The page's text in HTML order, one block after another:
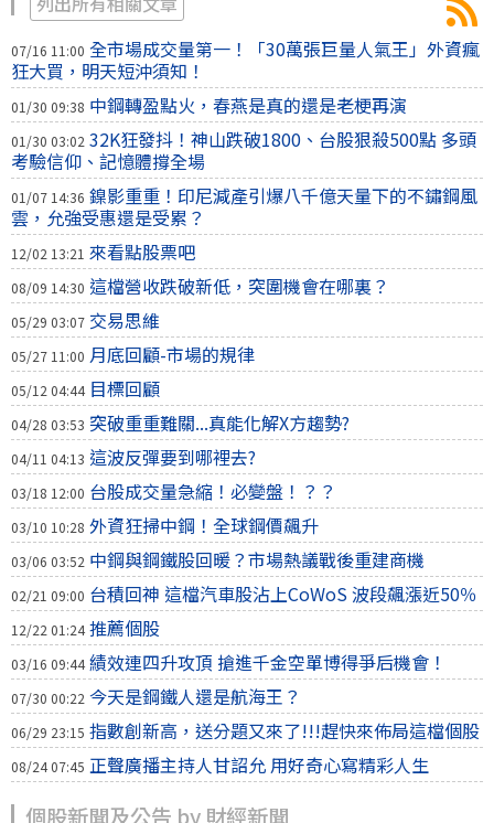
07/16 11:00 全市場成交量第一！「30萬張巨量人氣王」外資瘋
狂大買，明天短沖須知！
01/30 09:38 中鋼轉盈點火，春燕是真的還是老梗再演
01/30 03:02 32K狂發抖！神山跌破1800、台股狠殺500點 多頭
考驗信仰、記憶體撐全場
01/07 14:36 鎳影重重！印尼減產引爆八千億天量下的不鏽鋼風
雲，允強受惠還是受累？
12/02 13:21 來看點股票吧
08/09 14:30 這檔營收跌破新低，突圍機會在哪裏？
05/29 03:07 交易思維
05/27 11:00 月底回顧-市場的規律
05/12 04:44 目標回顧
04/28 03:53 突破重重難關...真能化解X方趨勢?
04/11 04:13 這波反彈要到哪裡去?
03/18 12:00 台股成交量急縮！必變盤！？？
03/10 10:28 外資狂掃中鋼！全球鋼價飆升
03/06 03:52 中鋼與鋼鐵股回暖？市場熱議戰後重建商機
02/21 09:00 台積回神 這檔汽車股沾上CoWoS 波段飆漲近50％
12/22 01:24 推薦個股
03/16 09:44 績效連四升攻頂 搶進千金空單博得爭后機會！
07/30 00:22 今天是鋼鐵人還是航海王？
06/29 23:15 指數創新高，送分題又來了!!!趕快來佈局這檔個股
08/24 07:45 正聲廣播主持人甘詔允 用好奇心寫精彩人生
個股新聞及公告 by 財經新聞